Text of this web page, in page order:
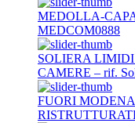
MEDOLLA-
MEDCOM0888
SOLIERA
CAMERE – rif.
FUORI